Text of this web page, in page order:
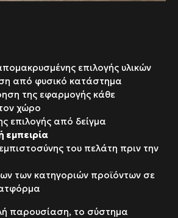
επιλογής υλικών
από φυσικό κατάστημα
της εφαρμογής κάθε
χώρο
επιλογής από δείγμα
εμπειρία
του πελάτη πριν την
των κατηγοριών προϊόντων σε
παρουσίαση, το σύστημα